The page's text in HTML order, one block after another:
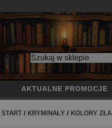
AKTUALNE PROMOCJE
START / KRYMINAŁY / KOLORY